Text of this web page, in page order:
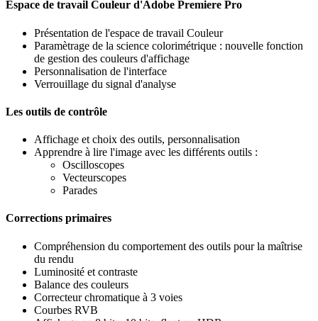
Espace de travail Couleur d'Adobe Premiere Pro
Présentation de l'espace de travail Couleur
Paramètrage de la science colorimétrique : nouvelle fonction
de gestion des couleurs d'affichage
Personnalisation de l'interface
Verrouillage du signal d'analyse
Les outils de contrôle
Affichage et choix des outils, personnalisation
Apprendre à lire l'image avec les différents outils :
Oscilloscopes
Vecteurscopes
Parades
Corrections primaires
Compréhension du comportement des outils pour la maîtrise
du rendu
Luminosité et contraste
Balance des couleurs
Correcteur chromatique à 3 voies
Courbes RVB